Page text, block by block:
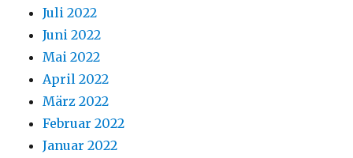
Juli 2022
Juni 2022
Mai 2022
April 2022
März 2022
Februar 2022
Januar 2022